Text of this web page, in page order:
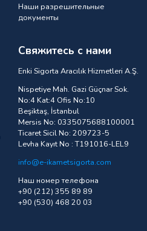
Наши разрешительные
документы
Свяжитесь с нами
Enki Sigorta Aracılık Hizmetleri A.Ş.
Nispetiye Mah. Gazi Güçnar Sok.
No:4 Kat:4 Ofis No:10
Beşiktaş, İstanbul
Mersis No: 0335075688100001
Ticaret Sicil No: 209723-5
Levha Kayıt No : T191016-LEL9
info@e-ikametsigorta.com
Наш номер телефона
+90 (212) 355 89 89
+90 (530) 468 20 03